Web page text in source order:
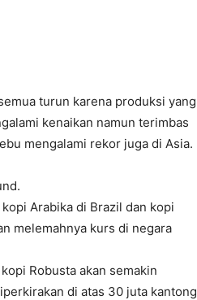
turun karena produksi yang
kenaikan namun terimbas
mengalami rekor juga di Asia.
Arabika di Brazil dan kopi
melemahnya kurs di negara
Robusta akan semakin
di atas 30 juta kantong